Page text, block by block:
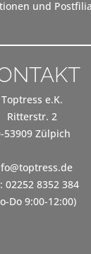
und
Toptress e.K.
Ritterstr. 2
53909 Zülpich
02252 8352 384
Do 9:00-12:00)